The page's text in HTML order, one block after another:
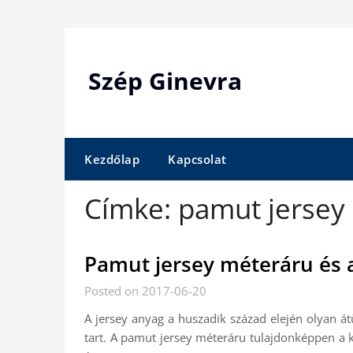
Szép Ginevra
Kezdőlap Kapcsolat
Címke: pamut
Pamut jersey méteráru és
Posted on 2017-06-20
A jersey anyag a huszadik század elején olyan
tart. A pamut jersey méteráru tulajdonképpen